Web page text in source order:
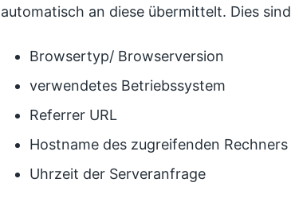
automatisch an diese übermittelt. Dies
Browsertyp/ Browserversion
verwendetes Betriebssystem
Referrer URL
Hostname des zugreifenden Rechners
Uhrzeit der Serveranfrage